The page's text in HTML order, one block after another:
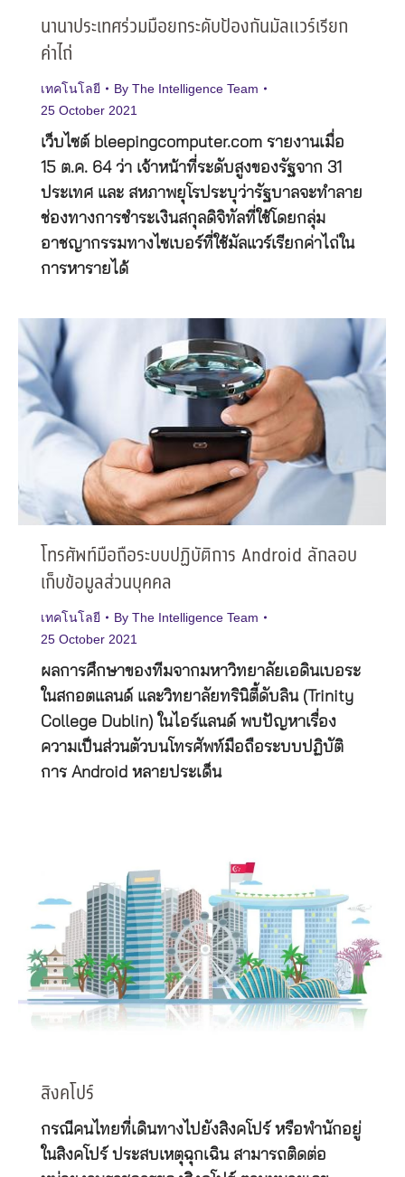
นานาประเทศร่วมมือยกระดับป้องกันมัลแวร์เรียก
ค่าไถ่
เทคโนโลยี By The Intelligence Team
25 October 2021
เว็บไซต์ bleepingcomputer.com รายงานเมื่อ
15 ต.ค. 64 ว่า เจ้าหน้าที่ระดับสูงของรัฐจาก 31
ประเทศ และ สหภาพยุโรประบุว่ารัฐบาลจะทำลาย
ช่องทางการชำระเงินสกุลดิจิทัลที่ใช้โดยกลุ่ม
อาชญากรรมทางไซเบอร์ที่ใช้มัลแวร์เรียกค่าไถ่ใน
การหารายได้
โทรศัพท์มือถือระบบปฏิบัติการ Android ลักลอบ
เก็บข้อมูลส่วนบุคคล
เทคโนโลยี By The Intelligence Team
25 October 2021
ผลการศึกษาของทีมจากมหาวิทยาลัยเอดินเบอระ
ในสกอตแลนด์ และวิทยาลัยทรินิตี้ดับลิน (Trinity
College Dublin) ในไอร์แลนด์ พบปัญหาเรื่อง
ความเป็นส่วนตัวบนโทรศัพท์มือถือระบบปฏิบัติ
การ Android หลายประเด็น
สิงคโปร์
กรณีคนไทยที่เดินทางไปยังสิงคโปร์ หรือพำนักอยู่
ในสิงคโปร์ ประสบเหตุฉุกเฉิน สามารถติดต่อ